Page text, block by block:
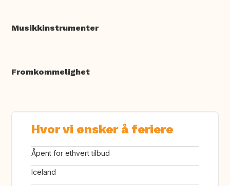
Musikkinstrumenter
Fromkommelighet
Hvor vi ønsker å feriere
Åpent for ethvert tilbud
Iceland